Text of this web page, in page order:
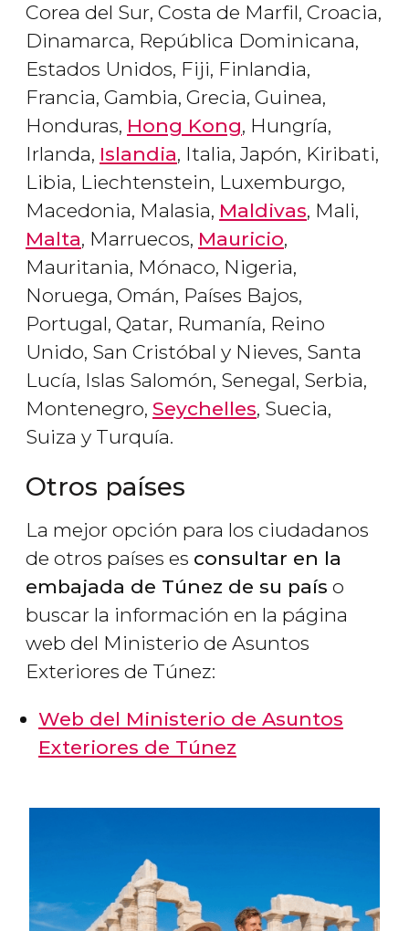
Corea del Sur, Costa de Marfil, Croacia,
Dinamarca, República Dominicana,
Estados Unidos, Fiji, Finlandia,
Francia, Gambia, Grecia, Guinea,
Honduras, Hong Kong, Hungría,
Irlanda, Islandia, Italia, Japón, Kiribati,
Libia, Liechtenstein, Luxemburgo,
Macedonia, Malasia, Maldivas, Mali,
Malta, Marruecos, Mauricio,
Mauritania, Mónaco, Nigeria,
Noruega, Omán, Países Bajos,
Portugal, Qatar, Rumanía, Reino
Unido, San Cristóbal y Nieves, Santa
Lucía, Islas Salomón, Senegal, Serbia,
Montenegro, Seychelles, Suecia,
Suiza y Turquía.
Otros países
La mejor opción para los ciudadanos
de otros países es consultar en la
embajada de Túnez de su país o
buscar la información en la página
web del Ministerio de Asuntos
Exteriores de Túnez:
Web del Ministerio de Asuntos
Exteriores de Túnez